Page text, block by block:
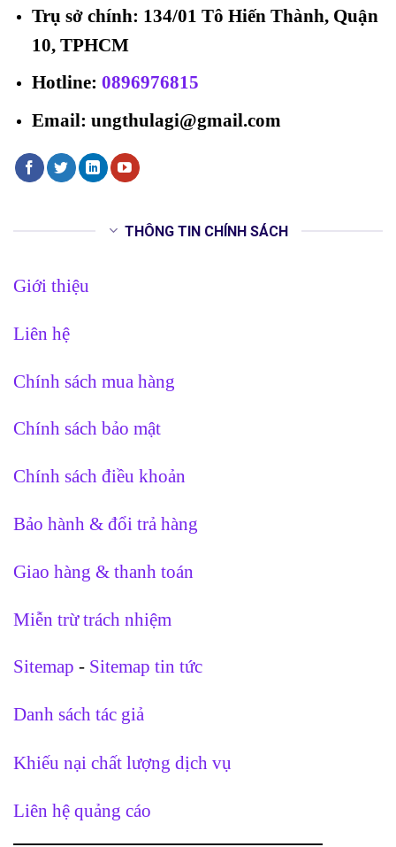
Trụ sở chính: 134/01 Tô Hiến Thành, Quận
10, TPHCM
Hotline: 0896976815
Email: ungthulagi@gmail.com
THÔNG TIN CHÍNH SÁCH
Giới thiệu
Liên hệ
Chính sách mua hàng
Chính sách bảo mật
Chính sách điều khoản
Bảo hành & đổi trả hàng
Giao hàng & thanh toán
Miễn trừ trách nhiệm
Sitemap - Sitemap tin tức
Danh sách tác giả
Khiếu nại chất lượng dịch vụ
Liên hệ quảng cáo